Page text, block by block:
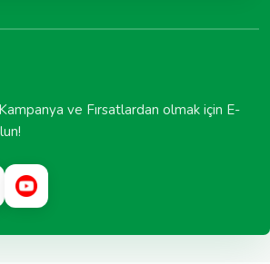
ve Fırsatlardan olmak için E-